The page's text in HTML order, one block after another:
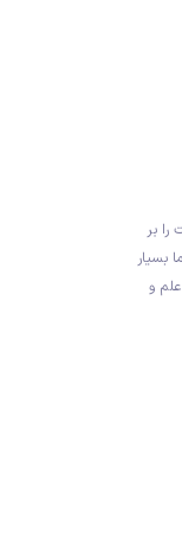
را بر
بسیار
و